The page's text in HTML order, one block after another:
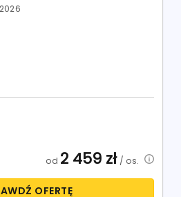
od 2 459 zł/ os.
OFERTĘ